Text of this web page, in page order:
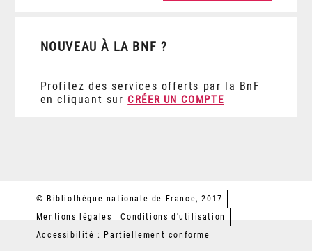
NOUVEAU À LA BNF ?
Profitez des services offerts par la BnF
en cliquant sur CRÉER UN COMPTE
© Bibliothèque nationale de France, 2017
Mentions légales
Conditions d'utilisation
Accessibilité : Partiellement conforme